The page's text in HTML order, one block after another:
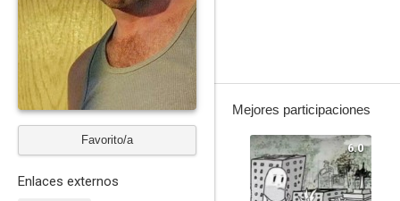
Favorito/a
Enlaces externos
Mejores participaciones
6.0